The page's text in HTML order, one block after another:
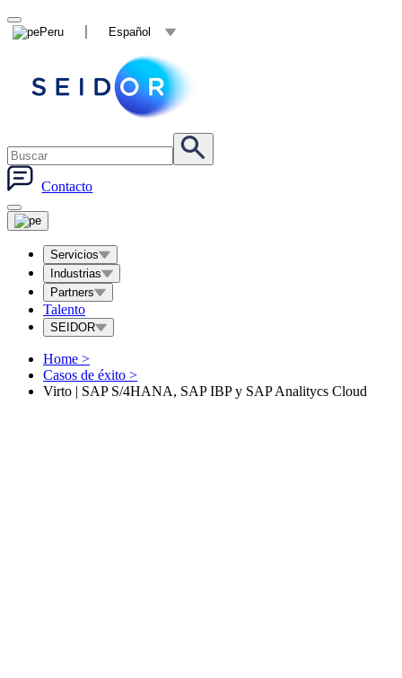
Peru Español
Contacto
Servicios
Industrias
Partners
Talento
SEIDOR
Home >
Casos de éxito >
Virto | SAP S/4HANA, SAP IBP y SAP Analitycs Cloud